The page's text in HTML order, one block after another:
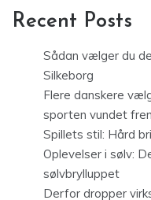
Recent Posts
Sådan vælger du
Silkeborg
Flere danskere
sporten vundet
Spillets stil: Hård
Oplevelser i sølv:
sølvbrylluppet
Derfor dropper